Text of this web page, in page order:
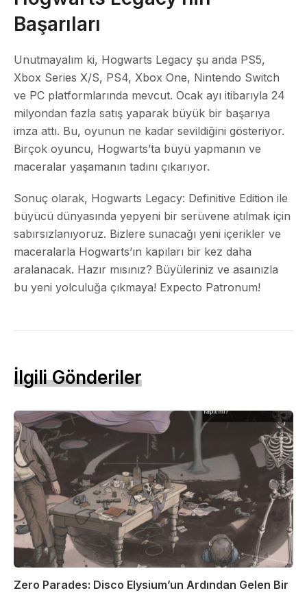
Başarıları
Unutmayalım ki, Hogwarts Legacy şu anda PS5,
Xbox Series X/S, PS4, Xbox One, Nintendo Switch
ve PC platformlarında mevcut. Ocak ayı itibarıyla 24
milyondan fazla satış yaparak büyük bir başarıya
imza attı. Bu, oyunun ne kadar sevildiğini gösteriyor.
Birçok oyuncu, Hogwarts’ta büyü yapmanın ve
maceralar yaşamanın tadını çıkarıyor.
Sonuç olarak, Hogwarts Legacy: Definitive Edition ile
büyücü dünyasında yepyeni bir serüvene atılmak için
sabırsızlanıyoruz. Bizlere sunacağı yeni içerikler ve
maceralarla Hogwarts’ın kapıları bir kez daha
aralanacak. Hazır mısınız? Büyüleriniz ve asaınızla
bu yeni yolculuğa çıkmaya! Expecto Patronum!
İlgili Gönderiler
Zero Parades: Disco Elysium’un Ardından Gelen Bir